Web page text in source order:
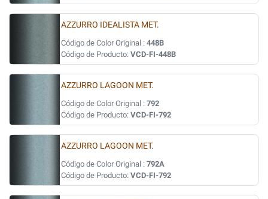
AZZURRO IDEALISTA MET.
Código de Color Original : 448B
Código de Producto: VCD-FI-448B
AZZURRO LAGOON MET.
Código de Color Original : 792
Código de Producto: VCD-FI-792
AZZURRO LAGOON MET.
Código de Color Original : 792A
Código de Producto: VCD-FI-792